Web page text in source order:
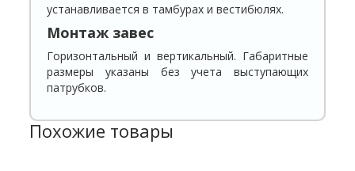
устанавливается в тамбурах и вестибюлях.
Монтаж завес
Горизонтальный и вертикальный. Габаритные
размеры указаны без учета выступающих
патрубков.
Похожие товары